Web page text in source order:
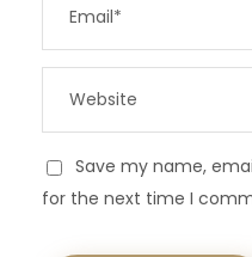
Save my name,
for the next time I